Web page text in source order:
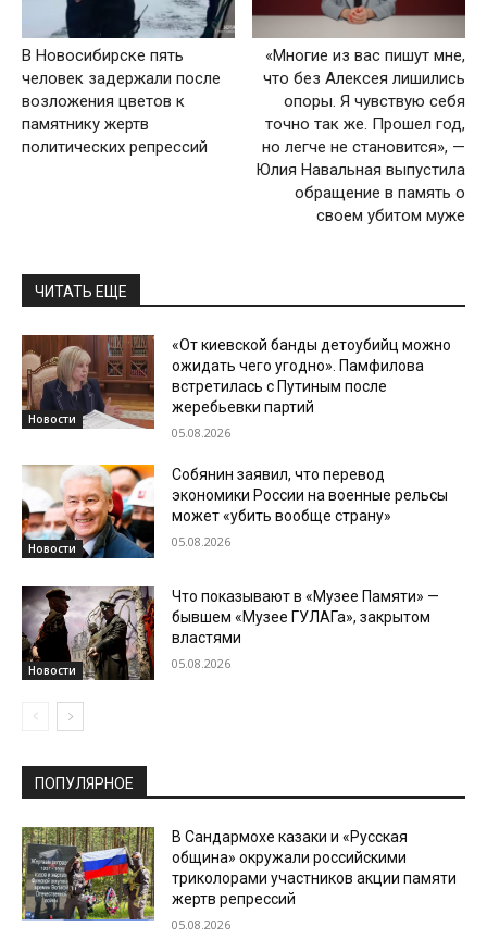
В Новосибирске пять
человек задержали после
возложения цветов к
памятнику жертв
политических репрессий
«Многие из вас пишут мне,
что без Алексея лишились
опоры. Я чувствую себя
точно так же. Прошел год,
но легче не становится», —
Юлия Навальная выпустила
обращение в память о
своем убитом муже
ЧИТАТЬ ЕЩЕ
Новости
«От киевской банды детоубийц можно
ожидать чего угодно». Памфилова
встретилась с Путиным после
жеребьевки партий
05.08.2026
Новости
Собянин заявил, что перевод
экономики России на военные рельсы
может «убить вообще страну»
05.08.2026
Новости
Что показывают в «Музее Памяти» —
бывшем «Музее ГУЛАГа», закрытом
властями
05.08.2026
ПОПУЛЯРНОЕ
В Сандармохе казаки и «Русская
община» окружали российскими
триколорами участников акции памяти
жертв репрессий
05.08.2026